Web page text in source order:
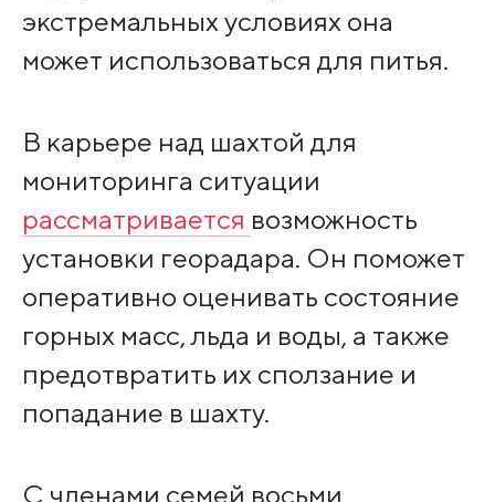
экстремальных условиях она
может использоваться для питья.
В карьере над шахтой для
мониторинга ситуации
рассматривается возможность
установки георадара. Он поможет
оперативно оценивать состояние
горных масс, льда и воды, а также
предотвратить их сползание и
попадание в шахту.
С членами семей восьми